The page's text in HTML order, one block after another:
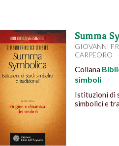
Summa
GIOVANNI
CARPEORO
Collana
simboli
Istituzioni di
simbolici e